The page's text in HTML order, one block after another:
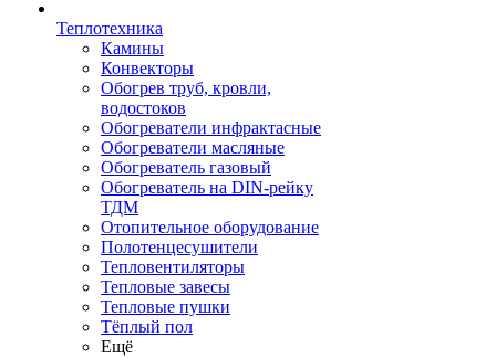
Теплотехника
Камины
Конвекторы
Обогрев труб, кровли,
водостоков
Обогреватели инфрактасные
Обогреватели масляные
Обогреватель газовый
Обогреватель на DIN-рейку
ТДМ
Отопительное оборудование
Полотенцесушители
Тепловентиляторы
Тепловые завесы
Тепловые пушки
Тёплый пол
Ещё